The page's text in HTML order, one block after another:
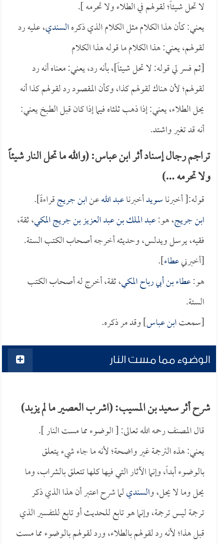
لا تحل شيئاً؛ لقولهم في الطلاء ولا تحرمه ].
يعني: كأن هذا الكلام مثل الكلام الذي ذكرهالسندي، عليه رد
لقولهم، يعني: هذا الكلام ما قوله هذا الكلام
[ثم فسر لي قوله: لا تحل شيئاً]، بأنه رد، يعني: معناه أنه رد
لقولهم؛ لأن هناك لقولهم كذا، وكأن المقصود رد لقولهم كذا أنه
يحل الطلاء، يعني: إذا ذهب ثلثاه فيما إذا كان قبل الطبخ يعني:
أنه قد تغير واشتد.
تراجم رجال إسناد أثر ابن عباس: (والله ما تحل النار شيئاً
ولا تحرمه ...)
قوله:[ أخبرناسويدأخبرناعبد اللهعنابن جريجقراءةً].
ابن جريج، هو:عبد الملك بن عبد العزيز بن جريج المكي، ثقة،
فقيه، يرسل ويدلس، وحديثه أخرجه أصحاب الكتب الستة.
[أخبرنيعطاء].
هو:عطاء بن أبي رباح المكي، ثقة، أخرج له أصحاب الكتب
الستة.
[سمعتابن عباس] وقد مر ذكره.
الوضوء مما مست النار
شرح أثر سعيد بن المسيب: (اشرب العصير ما لم يزبد)
قال المصنف رحمه الله تعالى: [ الوضوء مما مست النار ].
يعني: هذه الترجمة غير واضحة؛ لأنه ما جاء شيء يتعلق
بالوضوء أبداً، وإنما الآثار التي فيها كلها تتعلق بالشراب، وما
يحل وما لا يحل، والسنديلما شرح اعتبر أن هذا الذي ذكر
ترجمة ليس ترجمة، وإنما هو تابع للحديث أو تابع للتفسير الذي
قبل هذا؛ لأنه رد لقولهم بالطلاء، ورد لقولهم بالوضوء مما مست